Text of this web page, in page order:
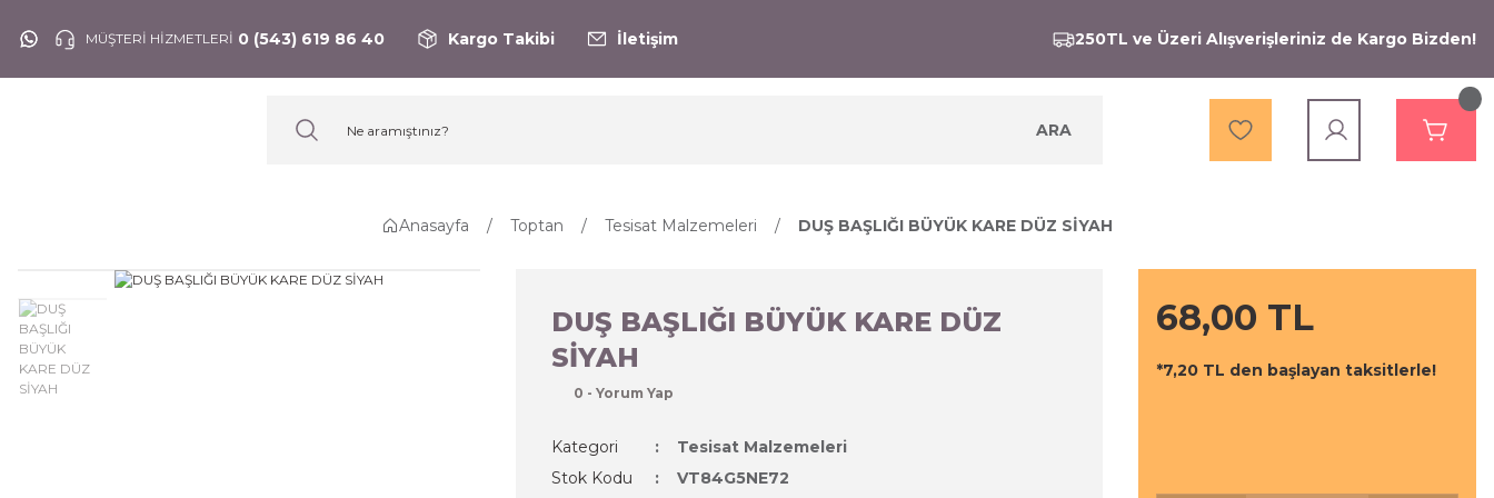
MÜŞTERİ HİZMETLERİ 0 (543) 619 86 40 Kargo Takibi İletişim 250TL ve Üzeri Alışverişleriniz de Kargo Bizden!
ARA
Anasayfa Toptan Tesisat Malzemeleri DUŞ BAŞLIĞI BÜYÜK KARE DÜZ SİYAH
DUŞ BAŞLIĞI BÜYÜK KARE DÜZ
SİYAH
0 - Yorum Yap
Kategori
Tesisat Malzemeleri
Stok Kodu
VT84G5NE72
68,00 TL
*7,20 TL den başlayan taksitlerle!